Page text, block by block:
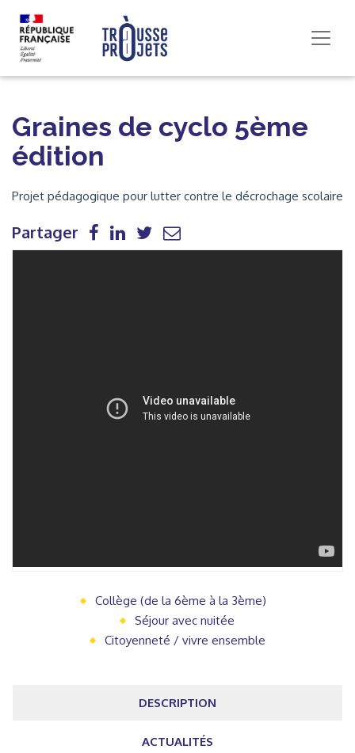
Graines de cyclo 5ème
édition
Projet pédagogique pour lutter contre le décrochage scolaire
Partager
Collège (de la 6ème à la 3ème)
Séjour avec nuitée
Citoyenneté / vivre ensemble
DESCRIPTION
ACTUALITÉS